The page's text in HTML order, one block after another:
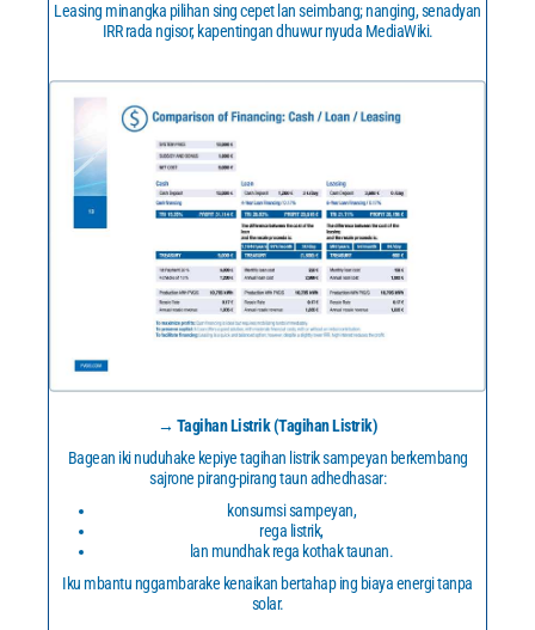
Leasing minangka pilihan sing cepet lan seimbang; nanging, senadyan
IRR rada ngisor, kapentingan dhuwur nyuda MediaWiki.
→ Tagihan Listrik (Tagihan Listrik)
Bagean iki nuduhake kepiye tagihan listrik sampeyan berkembang
sajrone pirang-pirang taun adhedhasar:
konsumsi sampeyan,
rega listrik,
lan mundhak rega kothak taunan.
Iku mbantu nggambarake kenaikan bertahap ing biaya energi tanpa
solar.